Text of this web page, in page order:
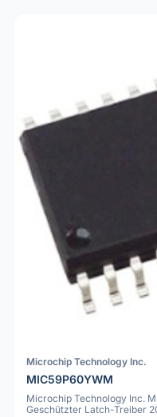
Microchip Technology Inc.
MIC59P60YWM
Microchip Technology Inc.
Geschützter Latch-Treiber